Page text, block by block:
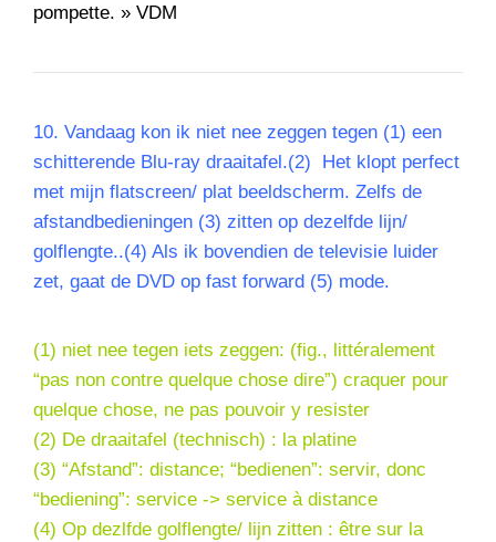
pompette. » VDM
10. Vandaag kon ik niet nee zeggen tegen (1) een
schitterende Blu-ray draaitafel.(2) Het klopt perfect
met mijn flatscreen/ plat beeldscherm. Zelfs de
afstandbedieningen (3) zitten op dezelfde lijn/
golflengte..(4) Als ik bovendien de televisie luider
zet, gaat de DVD op fast forward (5) mode.
(1) niet nee tegen iets zeggen: (fig., littéralement
“pas non contre quelque chose dire”) craquer pour
quelque chose, ne pas pouvoir y resister
(2) De draaitafel (technisch) : la platine
(3) “Afstand”: distance; “bedienen”: servir, donc
“bediening”: service -> service à distance
(4) Op dezlfde golflengte/ lijn zitten : être sur la